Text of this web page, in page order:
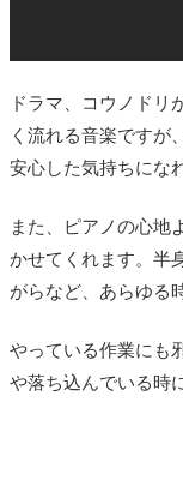
ドラマ、コウノドリ
く流れる音楽ですが
安心した気持ちにな
また、ピアノの心地
かせてくれます。半
がらなど、あらゆる
やっている作業にも
や落ち込んでいる時